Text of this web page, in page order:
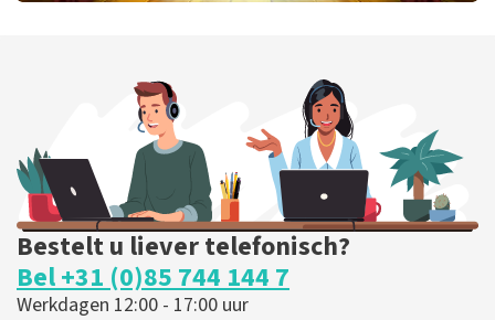
BESTEL NU
Bestelt u liever telefonisch?
Bel +31 (0)85 744 144 7
Werkdagen 12:00 - 17:00 uur